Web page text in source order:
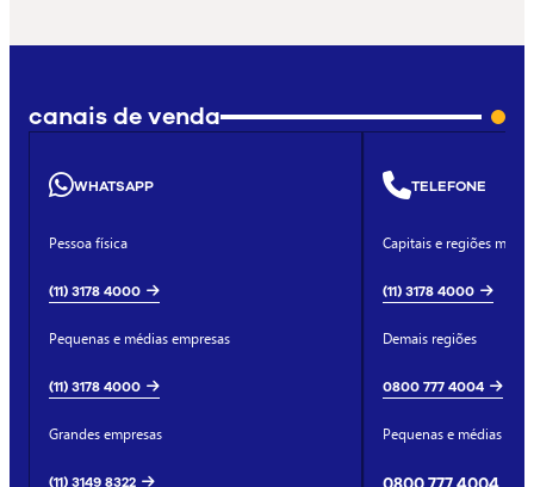
canais de venda
WHATSAPP
Pessoa física
(11) 3178 4000
Pequenas e médias empresas
(11) 3178 4000
Grandes empresas
(11) 3149 8322
TELEFONE
Capitais e regiões
(11) 3178 4000
Demais regiões
0800 777 4004
Pequenas e médias